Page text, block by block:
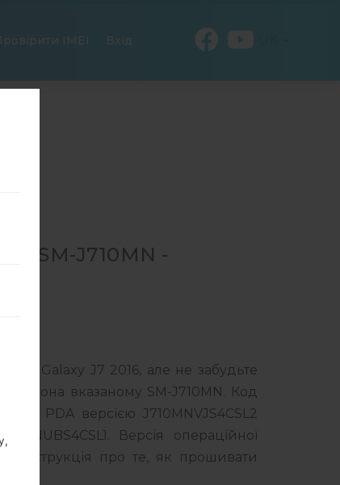
IMEI Вхід
SM-J710MN -
Galaxy J7 2016, але не забудьте
вказаному SM-J710MN. Код
з PDA версією J710MNVJS4CSL2
Версія операційної
інструкція про те, як прошивати